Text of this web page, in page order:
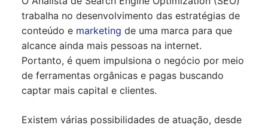
trabalha no desenvolvimento das estratégias de
conteúdo e marketing de uma marca para que
alcance ainda mais pessoas na internet.
Portanto, é quem impulsiona o negócio por meio
de ferramentas orgânicas e pagas buscando
captar mais capital e clientes.
Existem várias possibilidades de atuação, desde